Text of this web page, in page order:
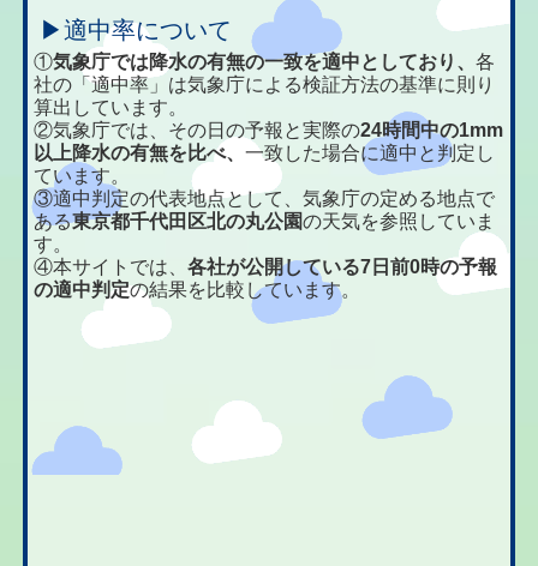
▶適中率について
①気象庁では降水の有無の一致を適中としており、各
社の「適中率」は気象庁による検証方法の基準に則り
算出しています。
②気象庁では、その日の予報と実際の24時間中の1mm
以上降水の有無を比べ、一致した場合に適中と判定し
ています。
③適中判定の代表地点として、気象庁の定める地点で
ある東京都千代田区北の丸公園の天気を参照していま
す。
④本サイトでは、各社が公開している7日前0時の予報
の適中判定の結果を比較しています。